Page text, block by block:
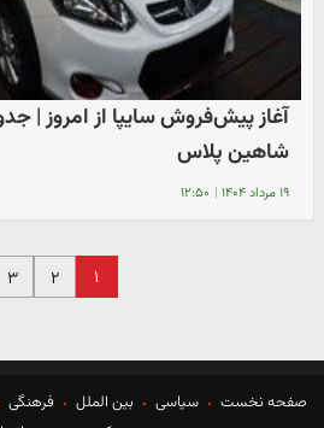
آغاز پیش‌فروش سایپا از امروز |
شاهین پلاس
۱۹ مرداد ۱۴۰۴ | ۱۲:۵۰
۱ ۲ ۳
صفحه نخست سیاسی بین الملل فرهنگی